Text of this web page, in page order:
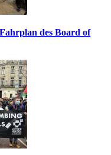
des Board of